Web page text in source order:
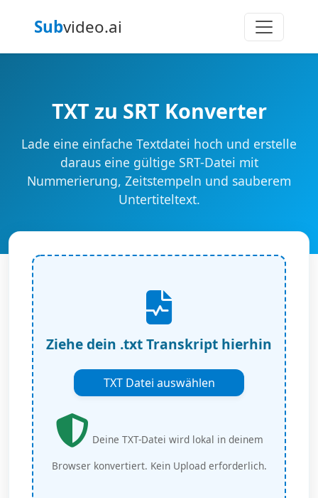
Subvideo.ai
TXT zu SRT Konverter
Lade eine einfache Textdatei hoch und erstelle
daraus eine gültige SRT-Datei mit
Nummerierung, Zeitstempeln und sauberem
Untertiteltext.
Ziehe dein .txt Transkript hierhin
TXT Datei auswählen
Deine TXT-Datei wird lokal in deinem
Browser konvertiert. Kein Upload erforderlich.